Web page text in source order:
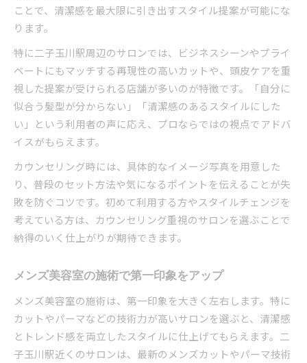
ことで、清潔感を最大限に引き出すスタイル提案が可能にな
ります。
特に二子玉川駅周辺のサロンでは、ビジネスシーンやプライ
ベートにもマッチする再現性の高いカットや、頭皮ケアを重
視した提案が受けられる店舗が多いのが特徴です。「自分に
似合う髪型が分からない」「清潔感のあるスタイルにした
い」という利用者の声に応え、プロならではの視点でアドバ
イスがもらえます。
カウンセリング時には、具体的なイメージ写真を用意した
り、普段のセット方法や気になるポイントを伝えることが失
敗を防ぐコツです。初めて利用する方やスタイルチェンジを
考えている方は、カウンセリング重視のサロンを選ぶことで
納得のいく仕上がりが期待できます。
メンズ美容室の施術で第一印象をアップ
メンズ美容室の施術は、第一印象を大きく左右します。特に
カットやパーマなどの技術力が高いサロンを選ぶと、清潔感
とトレンド感を両立したスタイルに仕上げてもらえます。二
子玉川駅近くのサロンは、最新のメンズカットやパーマ技術